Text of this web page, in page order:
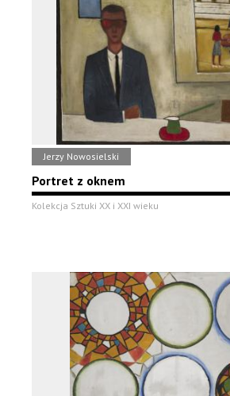
Jerzy Nowosielski
Portret z oknem
Kolekcja Sztuki XX i XXI wieku